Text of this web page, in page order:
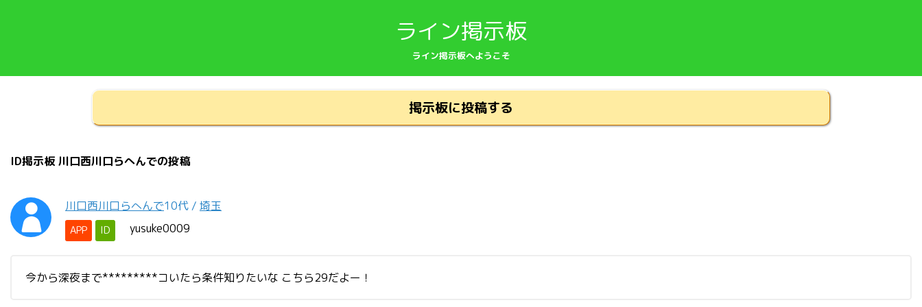
ライン掲示板
ライン掲示板へようこそ
掲示板に投稿する
ID掲示板 川口西川口らへんでの投稿
川口西川口らへんで10代 / 埼玉
APP ID yusuke0009
今から深夜まで*********コいたら条件知りたいな こちら29だよー！